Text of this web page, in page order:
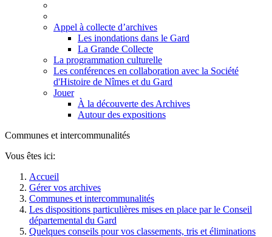
Appel à collecte d’archives
Les inondations dans le Gard
La Grande Collecte
La programmation culturelle
Les conférences en collaboration avec la Société
d'Histoire de Nîmes et du Gard
Jouer
À la découverte des Archives
Autour des expositions
Communes et intercommunalités
Vous êtes ici:
Accueil
Gérer vos archives
Communes et intercommunalités
Les dispositions particulières mises en place par le Conseil
départemental du Gard
Quelques conseils pour vos classements, tris et éliminations